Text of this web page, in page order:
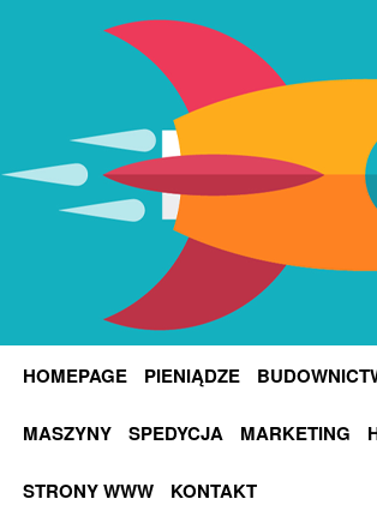
HOMEPAGE PIENIĄDZE
MASZYNY SPEDYCJA MARKETING
STRONY WWW KONTAKT